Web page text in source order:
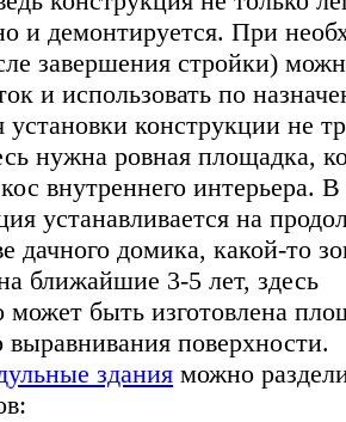
и демонтируется. При
завершения стройки)
и использовать по
конструкции не
нужна ровная площадка,
внутреннего интерьера.
устанавливается на
дачного домика, какой-то
ближайшие 3-5 лет, здесь
может быть изготовлена
выравнивания поверхности.
здания можно